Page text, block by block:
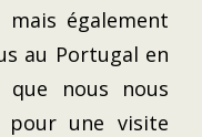
mais également
au Portugal en
nous nous
une visite